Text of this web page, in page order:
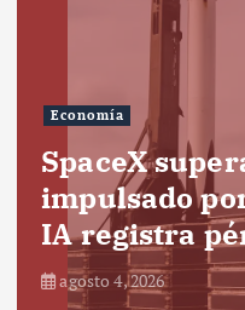
Economía
SpaceX
impulsado
IA registra
agosto 4, 2026